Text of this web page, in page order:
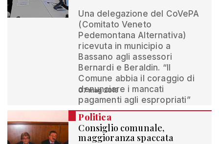
Una delegazione del CoVePA
(Comitato Veneto
Pedemontana Alternativa)
ricevuta in municipio a
Bassano agli assessori
Bernardi e Beraldin. “Il
Comune abbia il coraggio di
denunciare i mancati
pagamenti agli espropriati”
07 mag 2013
Politica
Consiglio comunale,
maggioranza spaccata